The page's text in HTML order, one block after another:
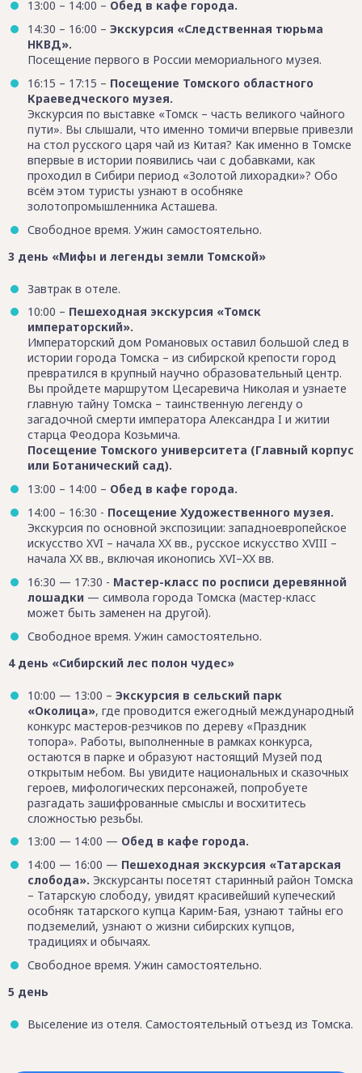
13:00 – 14:00 – Обед в кафе города.
14:30 – 16:00 – Экскурсия «Следственная тюрьма
НКВД».
Посещение первого в России мемориального музея.
16:15 – 17:15 – Посещение Томского областного
Краеведческого музея.
Экскурсия по выставке «Томск – часть великого чайного
пути». Вы слышали, что именно томичи впервые привезли
на стол русского царя чай из Китая? Как именно в Томске
впервые в истории появились чаи с добавками, как
проходил в Сибири период «Золотой лихорадки»? Обо
всём этом туристы узнают в особняке
золотопромышленника Асташева.
Свободное время. Ужин самостоятельно.
3 день «Мифы и легенды земли Томской»
Завтрак в отеле.
10:00 – Пешеходная экскурсия «Томск
императорский».
Императорский дом Романовых оставил большой след в
истории города Томска – из сибирской крепости город
превратился в крупный научно образовательный центр.
Вы пройдете маршрутом Цесаревича Николая и узнаете
главную тайну Томска – таинственную легенду о
загадочной смерти императора Александра I и житии
старца Феодора Козьмича.
Посещение Томского университета (Главный корпус
или Ботанический сад).
13:00 – 14:00 – Обед в кафе города.
14:00 – 16:30 - Посещение Художественного музея.
Экскурсия по основной экспозиции: западноевропейское
искусство XVI – начала XX вв., русское искусство XVIII –
начала XX вв., включая иконопись XVI–XX вв.
16:30 — 17:30 - Мастер-класс по росписи деревянной
лошадки — символа города Томска (мастер-класс
может быть заменен на другой).
Свободное время. Ужин самостоятельно.
4 день «Сибирский лес полон чудес»
10:00 — 13:00 – Экскурсия в сельский парк
«Околица», где проводится ежегодный международный
конкурс мастеров-резчиков по дереву «Праздник
топора». Работы, выполненные в рамках конкурса,
остаются в парке и образуют настоящий Музей под
открытым небом. Вы увидите национальных и сказочных
героев, мифологических персонажей, попробуете
разгадать зашифрованные смыслы и восхититесь
сложностью резьбы.
13:00 — 14:00 — Обед в кафе города.
14:00 — 16:00 — Пешеходная экскурсия «Татарская
слобода». Экскурсанты посетят старинный район Томска
– Татарскую слободу, увидят красивейший купеческий
особняк татарского купца Карим-Бая, узнают тайны его
подземелий, узнают о жизни сибирских купцов,
традициях и обычаях.
Свободное время. Ужин самостоятельно.
5 день
Выселение из отеля. Самостоятельный отъезд из Томска.